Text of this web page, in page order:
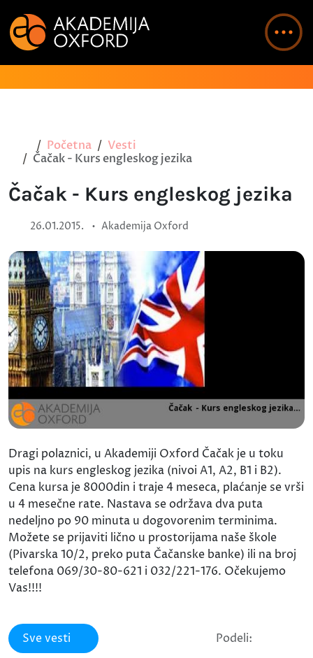
Početna
Vesti
Čačak - Kurs engleskog jezika
Čačak - Kurs engleskog jezika
26.01.2015. • Akademija Oxford
Dragi polaznici, u Akademiji Oxford Čačak je u toku
upis na kurs engleskog jezika (nivoi A1, A2, B1 i B2).
Cena kursa je 8000din i traje 4 meseca, plaćanje se vrši
u 4 mesečne rate. Nastava se održava dva puta
nedeljno po 90 minuta u dogovorenim terminima.
Možete se prijaviti lično u prostorijama naše škole
(Pivarska 10/2, preko puta Čačanske banke) ili na broj
telefona 069/30-80-621 i 032/221-176. Očekujemo
Vas!!!!
Sve vesti Podeli: